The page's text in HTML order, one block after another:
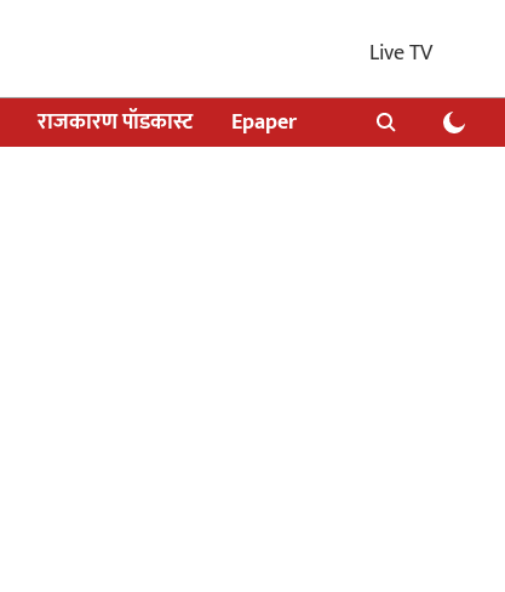
Live TV
राजकारण पॉडकास्ट Epaper